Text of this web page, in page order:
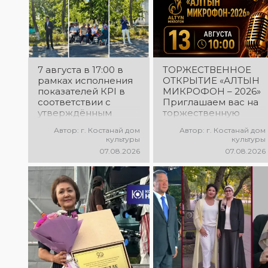
7 августа в 17:00 в
рамках исполнения
показателей КРІ в
соответствии с
утверждённым
выездной концерт
экологической
акции «Таза
Казахстан». в
Мендыкаринский
район (п. Красная
Пресня)
Автор: г. Костанай дом
культуры
07.08.2026
ТОРЖЕСТВЕННОЕ
ОТКРЫТИЕ «АЛТЫН
МИКРОФОН – 2026»
Приглашаем вас на
торжественную
открытия XXII
Международного
вокалистов «Алтын
микрофон – 2026»! В
этот день
талантливые
исполнители из
разных стран
встретятся на одной
площадке, чтобы
открыть яркий
праздник музыки и
Автор: г. Костанай дом
культуры
07.08.2026